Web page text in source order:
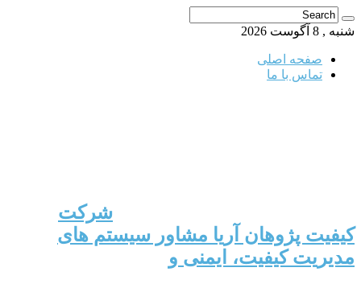
شنبه , 8 آگوست 2026
صفحه اصلی
تماس با ما
شرکت
کیفیت پژوهان آریا مشاور سیستم های
مدیریت کیفیت، ایمنی و